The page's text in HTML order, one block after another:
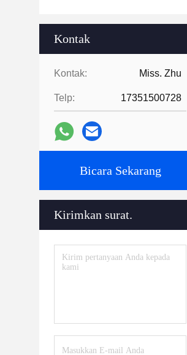
Kontak
Kontak: Miss. Zhu
Telp: 17351500728
Bicara Sekarang
Kirimkan surat.